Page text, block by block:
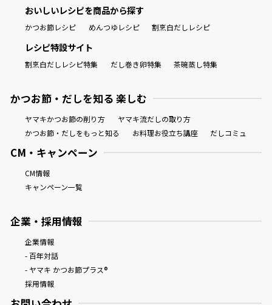
おいしいレシピを商品から探す
かつお節レシピ めんつゆレシピ 割烹白だしレシピ
レシピ特設サイト
割烹白だしレシピ特集 だし巻き卵特集 茶碗蒸し特集
かつお節・だしを知る 楽しむ
ヤマキかつお節の削り方
ヤマキ流だしの取り方
かつお節・だしをもっと知る
お料理お役立ち講座 だしコミュ
CM・キャンペーン
CM情報
キャンペーン一覧
企業・採用情報
企業情報
- 百年対話
- ヤマキ かつお節プラス®
採用情報